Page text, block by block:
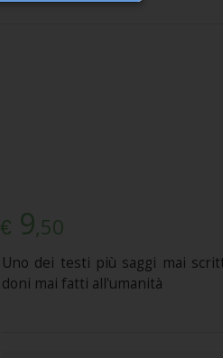
€ 9,50
Uno dei testi più saggi mai
doni mai fatti all'umanità